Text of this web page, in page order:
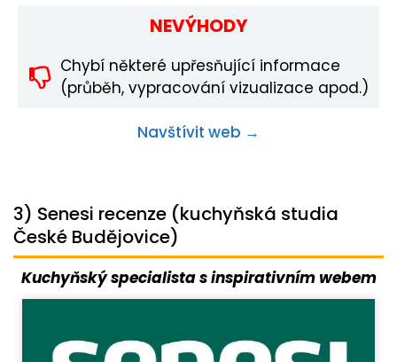
NEVÝHODY
Chybí některé upřesňující informace
(průběh, vypracování vizualizace apod.)
Navštívit web →
3) Senesi recenze (kuchyňská studia
České Budějovice)
Kuchyňský specialista s inspirativním webem